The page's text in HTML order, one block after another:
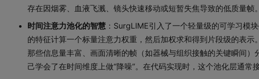
存在因烟雾、血液飞溅、镜头快速移动或短暂失焦导致的低质量帧
时间注意力池化的智慧 ：SurgLIME引入了一个轻量级的可学习
的特征计算一个标量注意力权重，然后加权求和得到片段级的表示。
那些信息量丰富、画面清晰的帧（如器械与组织接触的关键瞬间
己学会了在时间维度上做“降噪”。在代码实现时，这个池化层通常